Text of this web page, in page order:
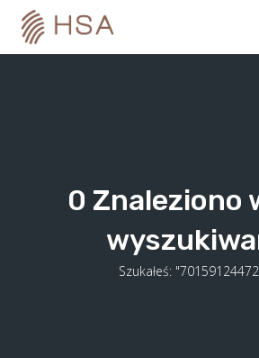
content
0 Znaleziono
Szukałeś: